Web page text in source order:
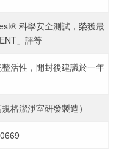
科學安全測試，榮獲最
」評等
活性，開封後建議於一年
格潔淨室研發製造）